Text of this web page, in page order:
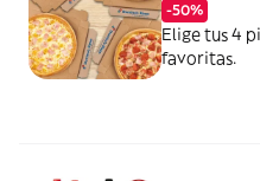
-50%
Elige tus 4
favoritas.